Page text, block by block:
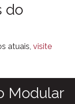
do
atuais, visite
Modular